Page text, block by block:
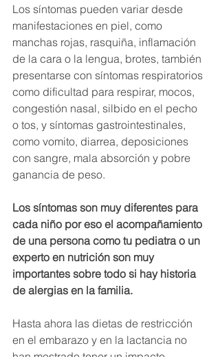
Los síntomas pueden variar desde
manifestaciones en piel, como
manchas rojas, rasquiña, inflamación
de la cara o la lengua, brotes, también
presentarse con síntomas respiratorios
como dificultad para respirar, mocos,
congestión nasal, silbido en el pecho
o tos, y síntomas gastrointestinales,
como vomito, diarrea, deposiciones
con sangre, mala absorción y pobre
ganancia de peso.
Los síntomas son muy diferentes para
cada niño por eso el acompañamiento
de una persona como tu pediatra o un
experto en nutrición son muy
importantes sobre todo si hay historia
de alergias en la familia.
Hasta ahora las dietas de restricción
en el embarazo y en la lactancia no